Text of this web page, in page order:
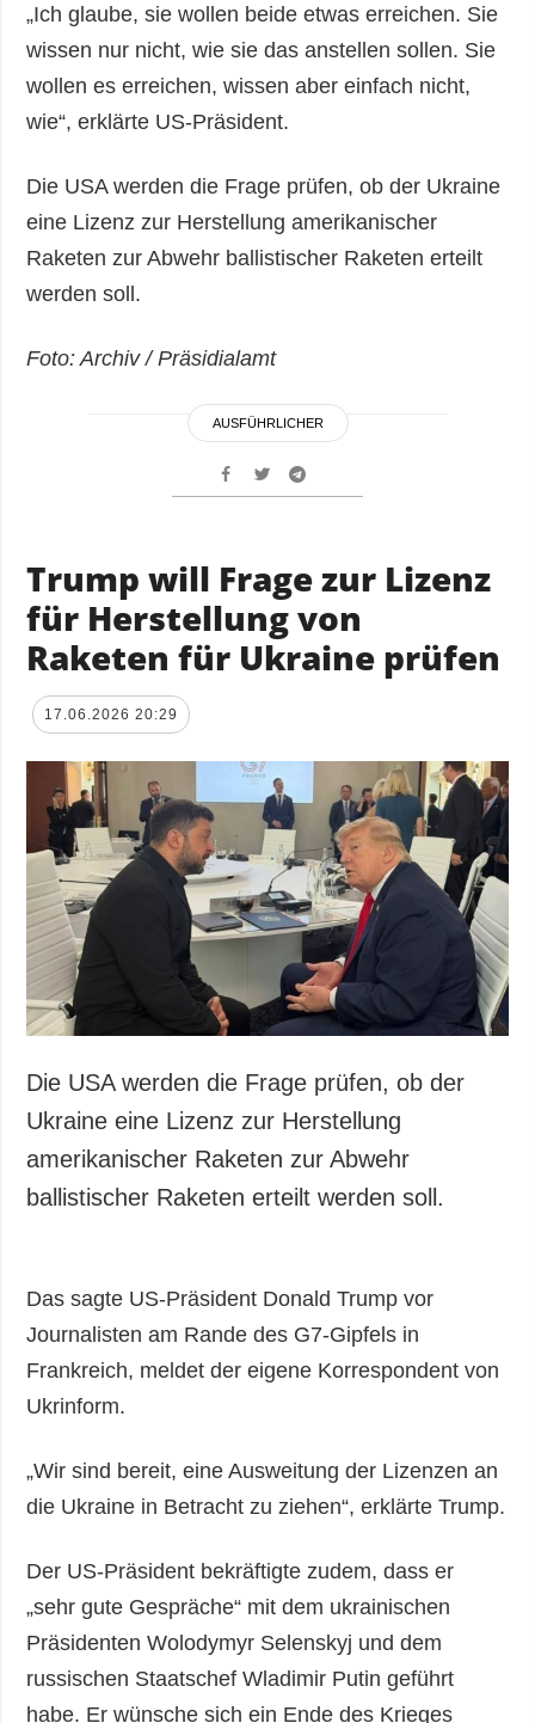
„Ich glaube, sie wollen beide etwas erreichen. Sie
wissen nur nicht, wie sie das anstellen sollen. Sie
wollen es erreichen, wissen aber einfach nicht,
wie“, erklärte US-Präsident.
Die USA werden die Frage prüfen, ob der Ukraine
eine Lizenz zur Herstellung amerikanischer
Raketen zur Abwehr ballistischer Raketen erteilt
werden soll.
Foto: Archiv / Präsidialamt
AUSFÜHRLICHER
Trump will Frage zur Lizenz
für Herstellung von
Raketen für Ukraine prüfen
17.06.2026 20:29
Die USA werden die Frage prüfen, ob der
Ukraine eine Lizenz zur Herstellung
amerikanischer Raketen zur Abwehr
ballistischer Raketen erteilt werden soll.
Das sagte US-Präsident Donald Trump vor
Journalisten am Rande des G7-Gipfels in
Frankreich, meldet der eigene Korrespondent von
Ukrinform.
„Wir sind bereit, eine Ausweitung der Lizenzen an
die Ukraine in Betracht zu ziehen“, erklärte Trump.
Der US-Präsident bekräftigte zudem, dass er
„sehr gute Gespräche“ mit dem ukrainischen
Präsidenten Wolodymyr Selenskyj und dem
russischen Staatschef Wladimir Putin geführt
habe. Er wünsche sich ein Ende des Krieges